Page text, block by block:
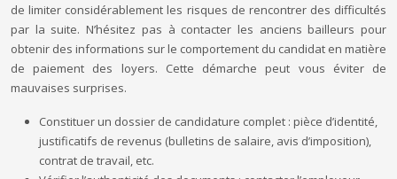
de limiter considérablement les risques de rencontrer des difficultés
par la suite. N’hésitez pas à contacter les anciens bailleurs pour
obtenir des informations sur le comportement du candidat en matière
de paiement des loyers. Cette démarche peut vous éviter de
mauvaises surprises.
Constituer un dossier de candidature complet : pièce d’identité,
justificatifs de revenus (bulletins de salaire, avis d’imposition),
contrat de travail, etc.